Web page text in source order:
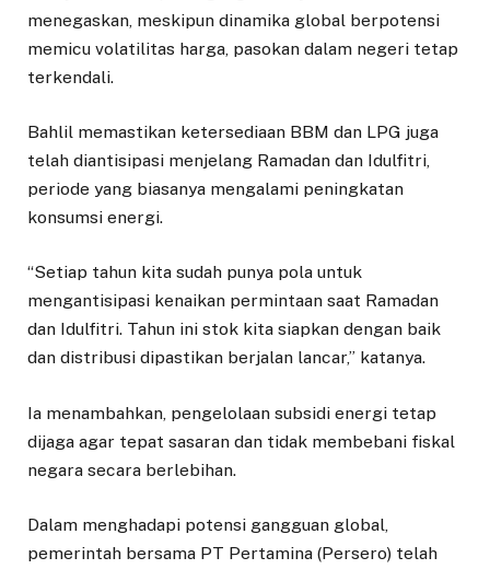
menegaskan, meskipun dinamika global berpotensi
memicu volatilitas harga, pasokan dalam negeri tetap
terkendali.
Bahlil memastikan ketersediaan BBM dan LPG juga
telah diantisipasi menjelang Ramadan dan Idulfitri,
periode yang biasanya mengalami peningkatan
konsumsi energi.
“Setiap tahun kita sudah punya pola untuk
mengantisipasi kenaikan permintaan saat Ramadan
dan Idulfitri. Tahun ini stok kita siapkan dengan baik
dan distribusi dipastikan berjalan lancar,” katanya.
Ia menambahkan, pengelolaan subsidi energi tetap
dijaga agar tepat sasaran dan tidak membebani fiskal
negara secara berlebihan.
Dalam menghadapi potensi gangguan global,
pemerintah bersama PT Pertamina (Persero) telah